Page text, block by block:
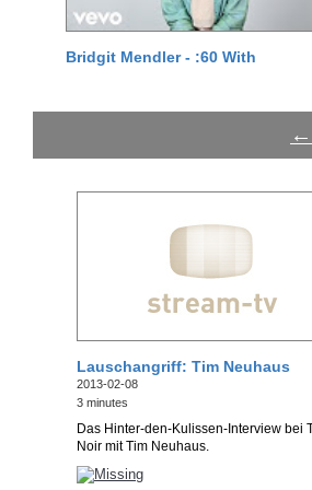
Bridgit Mendler - :60 With
←
Lauschangriff: Tim Neuhaus
2013-02-08
3 minutes
Das Hinter-den-Kulissen-Interview bei
Noir mit Tim Neuhaus.